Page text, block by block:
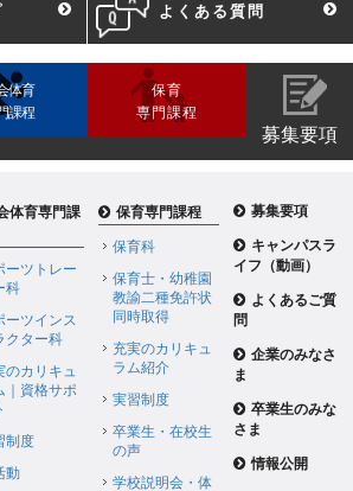
よくある質問
体育
課程
保育
専門課程
募集要項
体育専門課
ーツトレー
科
ーツインス
クター科
のカリキュ
｜資格サポ
制度
動
保育専門課程
保育科
保育士・幼稚園
教諭二種免許状
同時取得
充実のカリキュ
ラム紹介
実習制度
卒業生・在校生
の声
学校説明会・体
募集要項
キャンパスラ
イフ（動画）
よくあるご質
問
企業のみなさ
ま
卒業生のみな
さま
情報公開